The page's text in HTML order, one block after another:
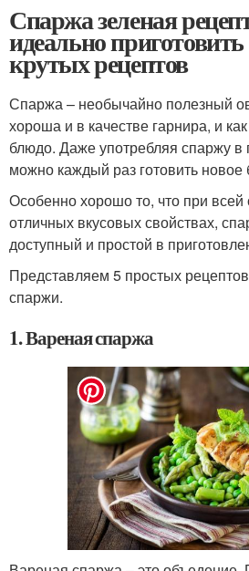
Спаржа зеленая
идеально
крутых рецептов
Спаржа – необычайно полезный
хороша и в качестве гарнира, и
блюдо. Даже употребляя спаржу
можно каждый раз готовить новое
Особенно хорошо то, что при всей
отличных вкусовых свойствах,
доступный и простой в
Представляем 5 простых
спаржи.
1. Вареная спаржа